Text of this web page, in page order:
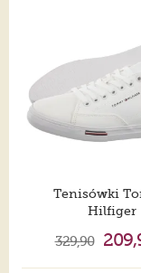
Tenisówki
Hilfiger
329,90